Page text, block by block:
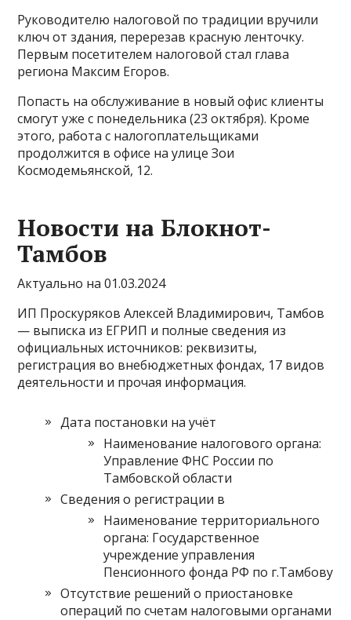
Руководителю налоговой по традиции вручили
ключ от здания, перерезав красную ленточку.
Первым посетителем налоговой стал глава
региона Максим Егоров.
Попасть на обслуживание в новый офис клиенты
смогут уже с понедельника (23 октября). Кроме
этого, работа с налогоплательщиками
продолжится в офисе на улице Зои
Космодемьянской, 12.
Новости на Блoкнoт-
Тамбов
Актуально на 01.03.2024
ИП Проскуряков Алексей Владимирович, Тамбов
— выписка из ЕГРИП и полные сведения из
официальных источников: реквизиты,
регистрация во внебюджетных фондах, 17 видов
деятельности и прочая информация.
Дата постановки на учёт
Наименование налогового органа:
Управление ФНС России по
Тамбовской области
Сведения о регистрации в
Наименование территориального
органа: Государственное
учреждение управления
Пенсионного фонда РФ по г.Тамбову
Отсутствие решений о приостановке
операций по счетам налоговыми органами